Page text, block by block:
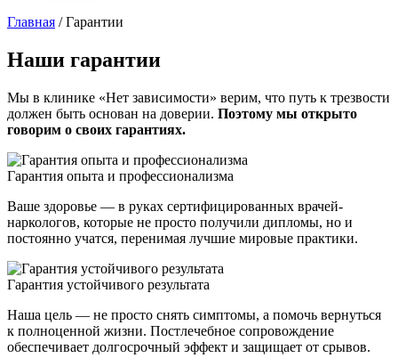
Главная /Гарантии
Наши гарантии
Мы в клинике «Нет зависимости» верим, что путь к трезвости
должен быть основан на доверии. Поэтому мы открыто
говорим о своих гарантиях.
Гарантия опыта и профессионализма
Ваше здоровье — в руках сертифицированных врачей-
наркологов, которые не просто получили дипломы, но и
постоянно учатся, перенимая лучшие мировые практики.
Гарантия устойчивого результата
Наша цель — не просто снять симптомы, а помочь вернуться
к полноценной жизни. Постлечебное сопровождение
обеспечивает долгосрочный эффект и защищает от срывов.